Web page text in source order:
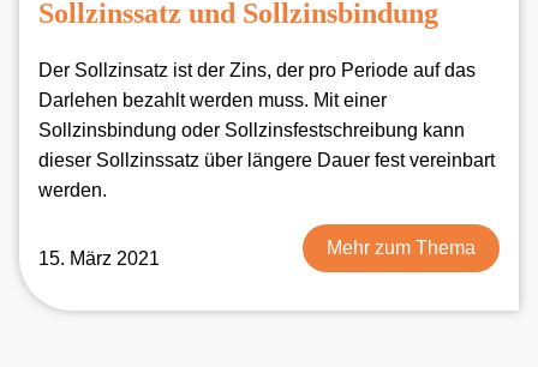
Sollzinssatz und Sollzinsbindung
Der Sollzinsatz ist der Zins, der pro Periode auf das
Darlehen bezahlt werden muss. Mit einer
Sollzinsbindung oder Sollzinsfestschreibung kann
dieser Sollzinssatz über längere Dauer fest vereinbart
werden.
15. März 2021
Mehr zum Thema